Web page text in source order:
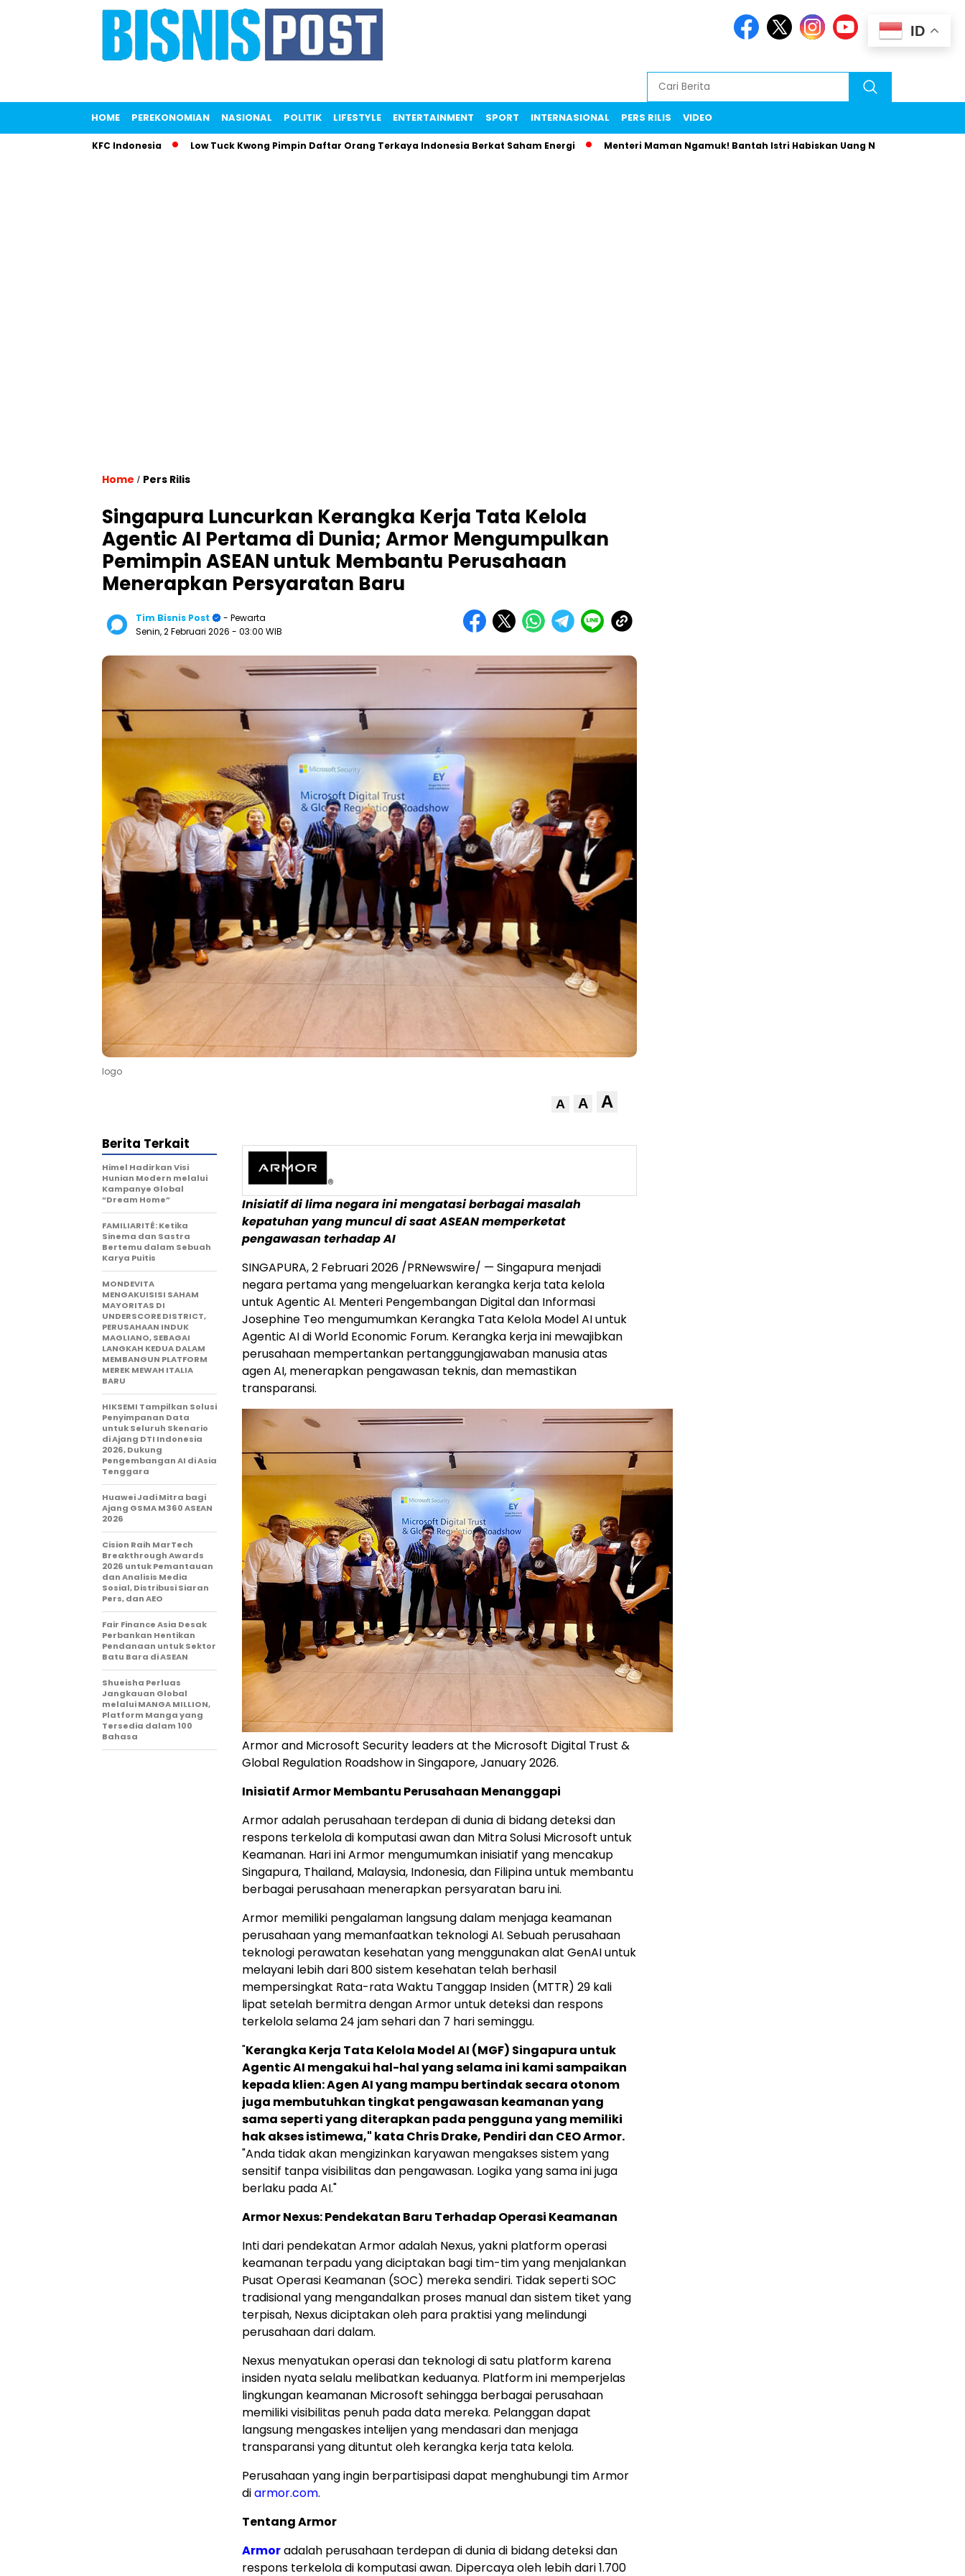
HOME PEREKONOMIAN NASIONAL POLITIK LIFESTYLE ENTERTAINMENT SPORT INTERNASIONAL PERS RILIS VIDEO
KFC Indonesia Low Tuck Kwong Pimpin Daftar Orang Terkaya Indonesia Berkat Saham Energi Menteri Maman Ngamuk! Bantah Istri Habiskan Uang Negara Liburan ke Eropa
Home / Pers Rilis
Singapura Luncurkan Kerangka Kerja Tata Kelola
Agentic AI Pertama di Dunia; Armor Mengumpulkan
Pemimpin ASEAN untuk Membantu Perusahaan
Menerapkan Persyaratan Baru
Tim Bisnis Post
- Pewarta
Senin, 2 Februari 2026 - 03:00 WIB
logo
A A A
Inisiatif di lima negara ini mengatasi berbagai masalah
kepatuhan yang muncul di saat ASEAN memperketat
pengawasan terhadap AI
SINGAPURA,2 Februari 2026 /PRNewswire/ — Singapura menjadi
negara pertama yang mengeluarkan kerangka kerja tata kelola
untuk Agentic AI. Menteri Pengembangan Digital dan Informasi
Josephine Teo mengumumkan Kerangka Tata Kelola Model AI untuk
Agentic AI di World Economic Forum. Kerangka kerja ini mewajibkan
perusahaan mempertankan pertanggungjawaban manusia atas
agen AI, menerapkan pengawasan teknis, dan memastikan
transparansi.
Armor and Microsoft Security leaders at the Microsoft Digital Trust &
Global Regulation Roadshow in Singapore, January 2026.
Inisiatif Armor Membantu Perusahaan Menanggapi
Armor adalah perusahaan terdepan di dunia di bidang deteksi dan
respons terkelola di komputasi awan dan Mitra Solusi Microsoft untuk
Keamanan. Hari ini Armor mengumumkan inisiatif yang mencakup
Singapura, Thailand, Malaysia, Indonesia, dan Filipina untuk membantu
berbagai perusahaan menerapkan persyaratan baru ini.
Armor memiliki pengalaman langsung dalam menjaga keamanan
perusahaan yang memanfaatkan teknologi AI. Sebuah perusahaan
teknologi perawatan kesehatan yang menggunakan alat GenAI untuk
melayani lebih dari 800 sistem kesehatan telah berhasil
mempersingkat Rata-rata Waktu Tanggap Insiden (MTTR) 29 kali
lipat setelah bermitra dengan Armor untuk deteksi dan respons
terkelola selama 24 jam sehari dan 7 hari seminggu.
"Kerangka Kerja Tata Kelola Model AI (MGF) Singapura untuk
Agentic AI mengakui hal-hal yang selama ini kami sampaikan
kepada klien: Agen AI yang mampu bertindak secara otonom
juga membutuhkan tingkat pengawasan keamanan yang
sama seperti yang diterapkan pada pengguna yang memiliki
hak akses istimewa," kata Chris Drake, Pendiri dan CEO Armor.
"Anda tidak akan mengizinkan karyawan mengakses sistem yang
sensitif tanpa visibilitas dan pengawasan. Logika yang sama ini juga
berlaku pada AI."
Armor Nexus: Pendekatan Baru Terhadap Operasi Keamanan
Inti dari pendekatan Armor adalah Nexus, yakni platform operasi
keamanan terpadu yang diciptakan bagi tim-tim yang menjalankan
Pusat Operasi Keamanan (SOC) mereka sendiri. Tidak seperti SOC
tradisional yang mengandalkan proses manual dan sistem tiket yang
terpisah, Nexus diciptakan oleh para praktisi yang melindungi
perusahaan dari dalam.
Nexus menyatukan operasi dan teknologi di satu platform karena
insiden nyata selalu melibatkan keduanya. Platform ini memperjelas
lingkungan keamanan Microsoft sehingga berbagai perusahaan
memiliki visibilitas penuh pada data mereka. Pelanggan dapat
langsung mengaskes intelijen yang mendasari dan menjaga
transparansi yang dituntut oleh kerangka kerja tata kelola.
Perusahaan yang ingin berpartisipasi dapat menghubungi tim Armor
diarmor.com.
Tentang Armor
Armoradalah perusahaan terdepan di dunia di bidang deteksi dan
respons terkelola di komputasi awan. Dipercaya oleh lebih dari 1.700
Berita Terkait
Himel Hadirkan Visi
Hunian Modern melalui
Kampanye Global
“Dream Home”
FAMILIARITÉ: Ketika
Sinema dan Sastra
Bertemu dalam Sebuah
Karya Puitis
MONDEVITA
MENGAKUISISI SAHAM
MAYORITAS DI
UNDERSCORE DISTRICT,
PERUSAHAAN INDUK
MAGLIANO, SEBAGAI
LANGKAH KEDUA DALAM
MEMBANGUN PLATFORM
MEREK MEWAH ITALIA
BARU
HIKSEMI Tampilkan Solusi
Penyimpanan Data
untuk Seluruh Skenario
di Ajang DTI Indonesia
2026, Dukung
Pengembangan AI di Asia
Tenggara
Huawei Jadi Mitra bagi
Ajang GSMA M360 ASEAN
2026
Cision Raih MarTech
Breakthrough Awards
2026 untuk Pemantauan
dan Analisis Media
Sosial, Distribusi Siaran
Pers, dan AEO
Fair Finance Asia Desak
Perbankan Hentikan
Pendanaan untuk Sektor
Batu Bara di ASEAN
Shueisha Perluas
Jangkauan Global
melalui MANGA MILLION,
Platform Manga yang
Tersedia dalam 100
Bahasa
ID